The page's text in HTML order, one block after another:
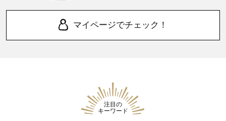
マイページでチェック！
注目の
キーワード